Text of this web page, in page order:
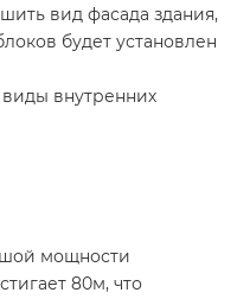
вид фасада здания,
будет установлен
внутренних
мощности
80м, что